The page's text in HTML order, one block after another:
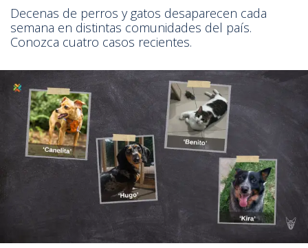
Decenas de perros y gatos desaparecen cada
semana en distintas comunidades del país.
Conozca cuatro casos recientes.